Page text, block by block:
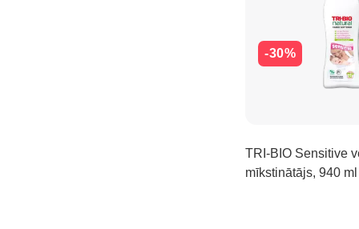
-30%
TRI-BIO Sensitive
mīkstinātājs, 940 ml